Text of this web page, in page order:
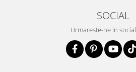
SOCIAL
Urmareste-ne in